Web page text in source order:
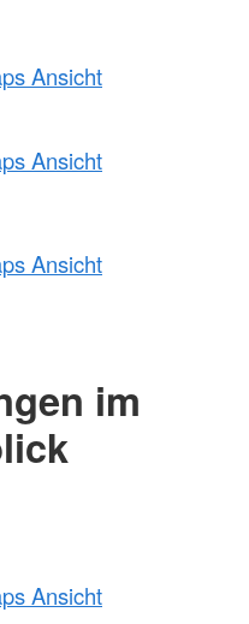
Ansicht
Ansicht
Ansicht
im
Ansicht